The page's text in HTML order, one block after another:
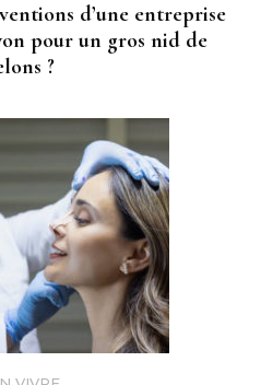
d’une entreprise
pour un gros nid de
?